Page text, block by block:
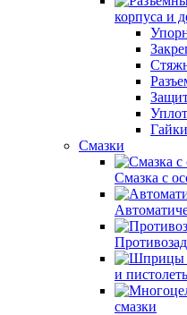
корпуса и
Смазки
Смазка с
и
смазки